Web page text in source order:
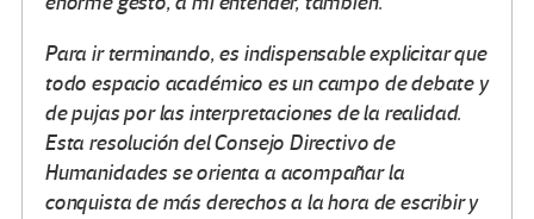
Para ir terminando, es indispensable explicitar que
todo espacio académico es un campo de debate y
de pujas por las interpretaciones de la realidad.
Esta resolución del Consejo Directivo de
Humanidades se orienta a acompañar la
conquista de más derechos a la hora de escribir y